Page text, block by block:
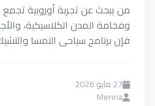
من يبحث عن تجربة أوروبية تجمع
وفخامة المدن الكلاسيكية،
فإن برنامج سياحى النمسا والتشيك لمدة 7
27 مايو 2026
Menna